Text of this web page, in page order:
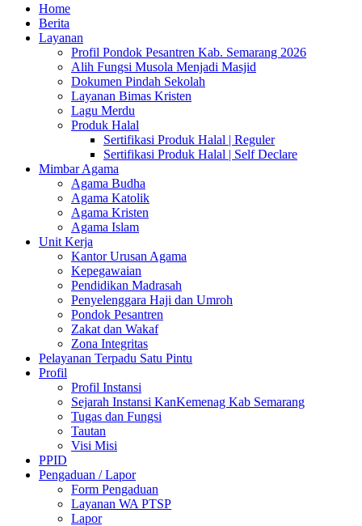
Home
Berita
Layanan
Profil Pondok Pesantren Kab. Semarang 2026
Alih Fungsi Musola Menjadi Masjid
Dokumen Pindah Sekolah
Layanan Bimas Kristen
Lagu Merdu
Produk Halal
Sertifikasi Produk Halal | Reguler
Sertifikasi Produk Halal | Self Declare
Mimbar Agama
Agama Budha
Agama Katolik
Agama Kristen
Agama Islam
Unit Kerja
Kantor Urusan Agama
Kepegawaian
Pendidikan Madrasah
Penyelenggara Haji dan Umroh
Pondok Pesantren
Zakat dan Wakaf
Zona Integritas
Pelayanan Terpadu Satu Pintu
Profil
Profil Instansi
Sejarah Instansi KanKemenag Kab Semarang
Tugas dan Fungsi
Tautan
Visi Misi
PPID
Pengaduan / Lapor
Form Pengaduan
Layanan WA PTSP
Lapor